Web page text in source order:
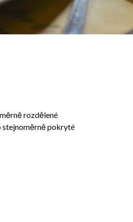
rozdělené
stejnoměrně pokryté